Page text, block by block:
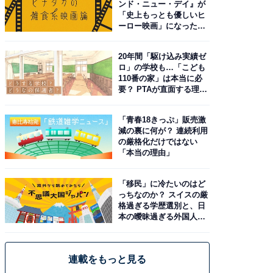
ンド・ニュー・デイ』が
「史上もっとも優しいヒ
ーロー映画」になった理
20年間「駆け込み実績ゼ
ロ」の学校も…「こども
110番の家」は本当に必
要？ PTAが直面する理想
「青春18きっぷ」販売激
減の裏に何が？ 連続利用
の厳格化だけではない
「本当の理由」
「移民」に冷たいのはど
っちなのか？ スイスの厳
格過ぎる学歴選別と、日
本の曖昧過ぎる外国人政
連載をもっと見る